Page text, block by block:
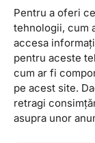
Pentru a oferi
tehnologii, cum
accesa
pentru aceste
cum ar fi
pe acest site.
retragi
asupra unor
Ceea ce ne
este motto-ul